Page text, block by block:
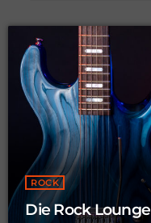
ROCK
Die Rock Lounge